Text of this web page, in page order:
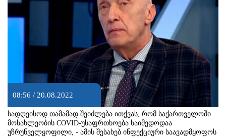
08:56 / 20.08.2022
სადღეისოდ თამამად შეიძლება ითქვას, რომ საქართველოში
მოსახლეობის COVID-უსაფრთხოება საიმედოდაა
უზრუნველყოფილი, - ამის შესახებ ინფექციური საავადმყოფოს